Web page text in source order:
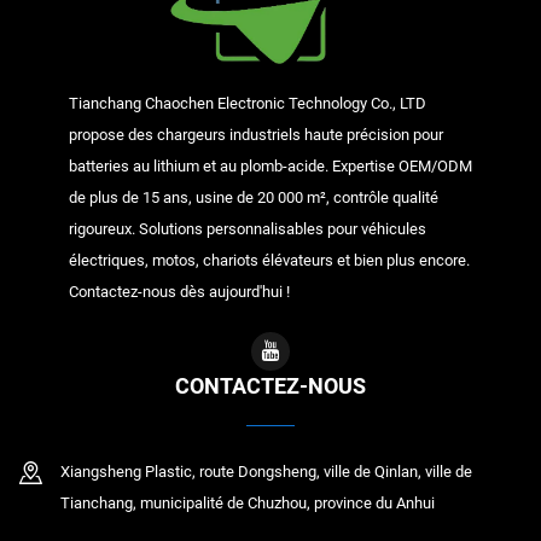
Tianchang Chaochen Electronic Technology Co., LTD
propose des chargeurs industriels haute précision pour
batteries au lithium et au plomb-acide. Expertise OEM/ODM
de plus de 15 ans, usine de 20 000 m², contrôle qualité
rigoureux. Solutions personnalisables pour véhicules
électriques, motos, chariots élévateurs et bien plus encore.
Contactez-nous dès aujourd'hui !
CONTACTEZ-NOUS
Xiangsheng Plastic, route Dongsheng, ville de Qinlan, ville de
Tianchang, municipalité de Chuzhou, province du Anhui